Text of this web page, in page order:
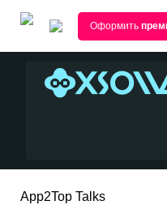
Оформить
App2Top Talks